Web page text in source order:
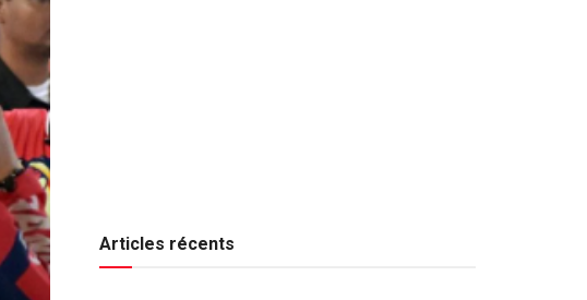
Articles récents